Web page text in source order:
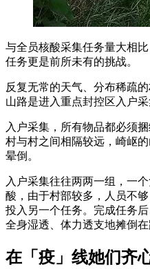
与全员核酸采集任务量大相
任务更是前所未有的挑战。
反复无常的天气、分布稀疏
山路是进入重点封控区入户采
入户采集，所有物品都必须
村与村之间相隔较远，崎岖
晕倒。
入户采集往往两两一组，一
酸，由于村部较多，人员不
投入另一个任务。完成任务
全身湿透、体力透支地摊倒在
在「疫」线她们齐